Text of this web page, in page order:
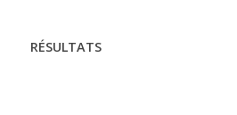
RÉSULTATS